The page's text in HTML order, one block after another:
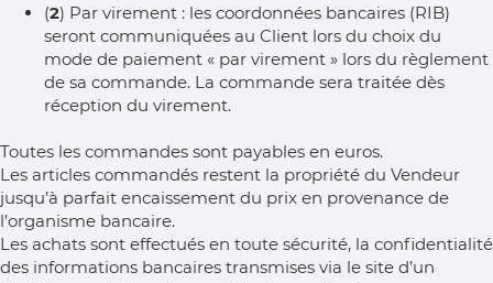
(2) Par virement : les coordonnées bancaires (RIB)
seront communiquées au Client lors du choix du
mode de paiement « par virement » lors du règlement
de sa commande. La commande sera traitée dès
réception du virement.
Toutes les commandes sont payables en euros.
Les articles commandés restent la propriété du Vendeur
jusqu’à parfait encaissement du prix en provenance de
l’organisme bancaire.
Les achats sont effectués en toute sécurité, la confidentialité
des informations bancaires transmises via le site d’un